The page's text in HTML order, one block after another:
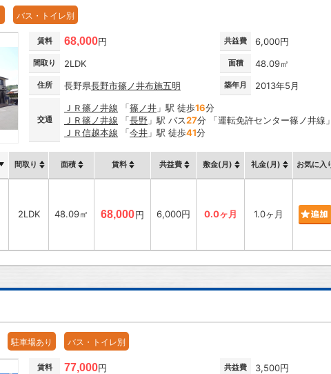
バス・トイレ別
賃料 68,000円 共益費 6,000円
間取り 2LDK 面積 48.09㎡
住所 長野県長野市篠ノ井布施五明 築年月 2013年5月
交通
ＪＲ篠ノ井線 「篠ノ井 」駅 徒歩16分
ＪＲ篠ノ井線 「長野 」駅 バス27分 「運転免許センター篠ノ井線
ＪＲ信越本線 「今井 」駅 徒歩41分
間取り 面積 賃料 共益費 敷金(月) 礼金(月) お気に入
2LDK 48.09㎡ 68,000円 6,000円 0.0ヶ月 1.0ヶ月
駐車場あり バス・トイレ別
賃料 77,000円 共益費 3,500円